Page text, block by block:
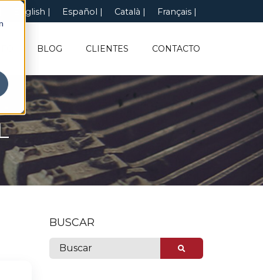
Español Català
English Français
BLOG CLIENTES CONTACTO
BUSCAR